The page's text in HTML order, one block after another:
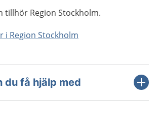
tillhör Region Stockholm.
i Region Stockholm
du få hjälp med